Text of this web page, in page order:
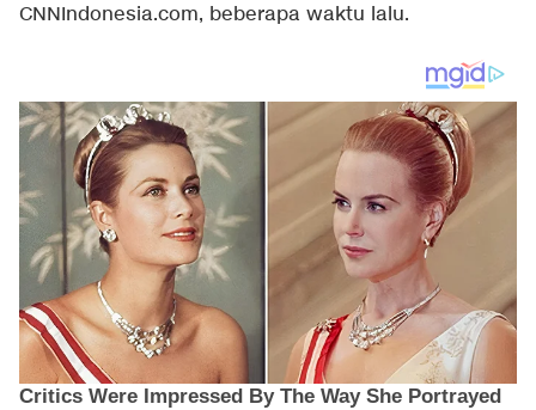
CNNIndonesia.com, beberapa waktu lalu.